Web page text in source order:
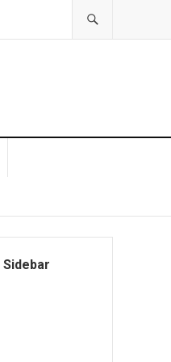
Sidebar